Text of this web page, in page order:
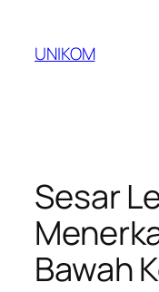
content
UNIKOM
Sesar
Bawah